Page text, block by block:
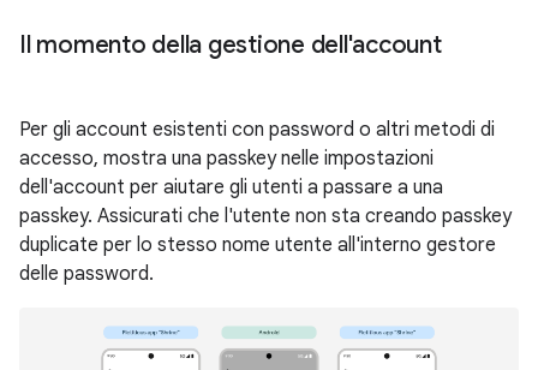
Il momento della gestione dell'account
Per gli account esistenti con password o altri metodi di
accesso, mostra una passkey nelle impostazioni
dell'account per aiutare gli utenti a passare a una
passkey. Assicurati che l'utente non sta creando passkey
duplicate per lo stesso nome utente all'interno gestore
delle password.